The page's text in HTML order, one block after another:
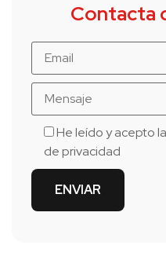
Contacta
He leído y acepto
de privacidad